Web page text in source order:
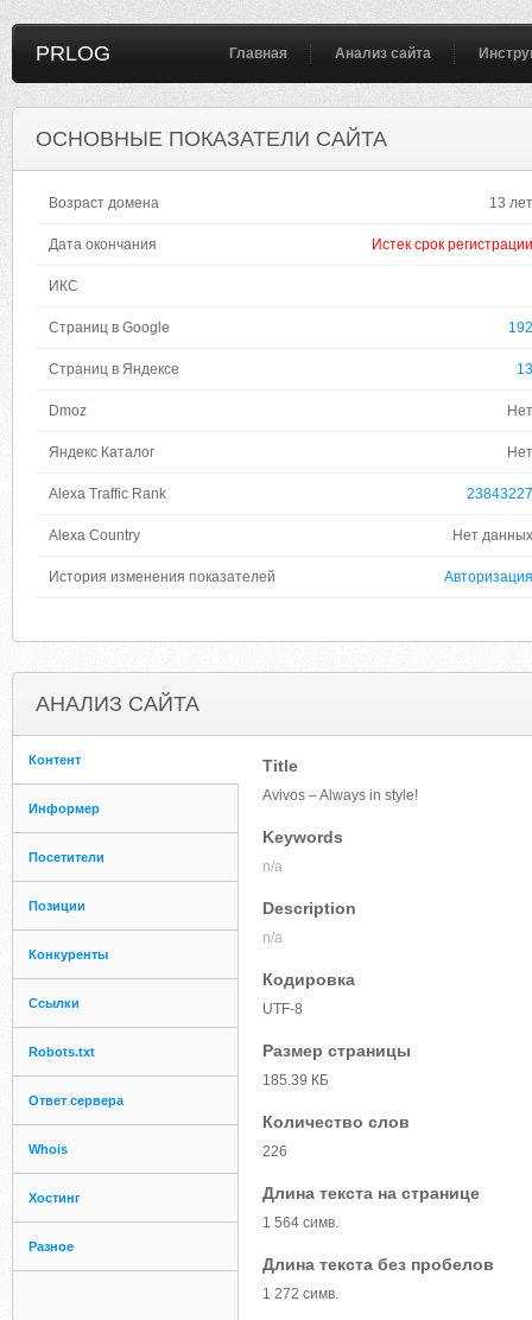
PRLOG Главная Анализ сайта
ОСНОВНЫЕ ПОКАЗАТЕЛИ САЙТА
Возраст домена 13 лет
Дата окончания Истек срок регистрации
ИКС
Страниц в Google 192
Страниц в Яндексе 13
Dmoz Нет
Яндекс Каталог Нет
Alexa Traffic Rank 23843227
Alexa Country Нет данных
История изменения показателей Авторизация
АНАЛИЗ САЙТА
Контент
Информер
Посетители
Позиции
Конкуренты
Ссылки
Robots.txt
Ответ сервера
Whois
Хостинг
Разное
Title
Avivos – Always in style!
Keywords
n/a
Description
n/a
Кодировка
UTF-8
Размер страницы
185.39 КБ
Количество слов
226
Длина текста на странице
1 564 симв.
Длина текста без пробелов
1 272 симв.